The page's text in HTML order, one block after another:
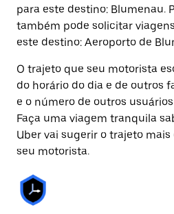
para este destino: Blumenau.
também pode solicitar
este destino: Aeroporto de
O trajeto que seu motorista
do horário do dia e de outros
e o número de outros
Faça uma viagem tranquila
Uber vai sugerir o trajeto
seu motorista.